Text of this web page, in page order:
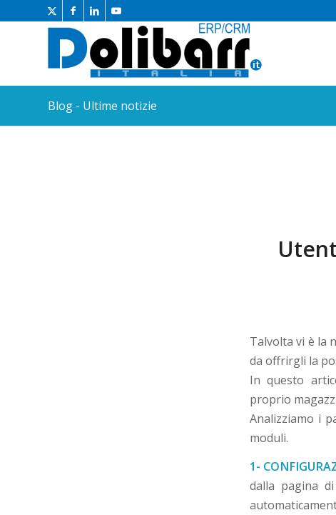
Blog - Ultime notizie
Talvolta vi è la
da offrirgli la
In questo
proprio
Analizziamo i
moduli.
1-
dalla pagina